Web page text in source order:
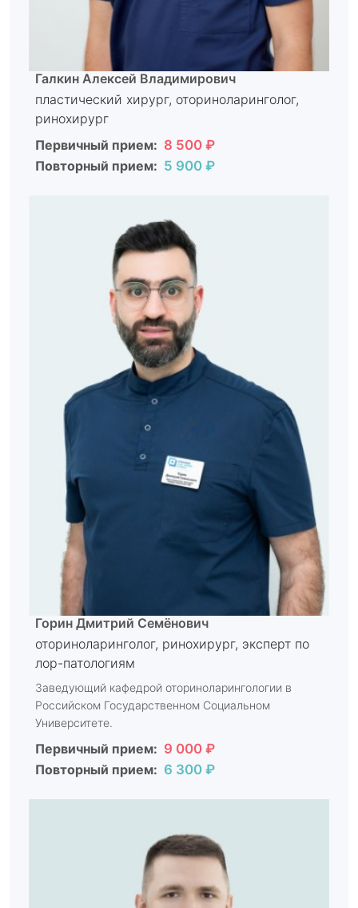
Галкин Алексей Владимирович
пластический хирург, оториноларинголог,
ринохирург
Первичный прием: 8 500 ₽
Повторный прием: 5 900 ₽
Горин Дмитрий Семёнович
оториноларинголог, ринохирург, эксперт по
лор-патологиям
Заведующий кафедрой оториноларингологии в
Российском Государственном Социальном
Университете.
Первичный прием: 9 000 ₽
Повторный прием: 6 300 ₽